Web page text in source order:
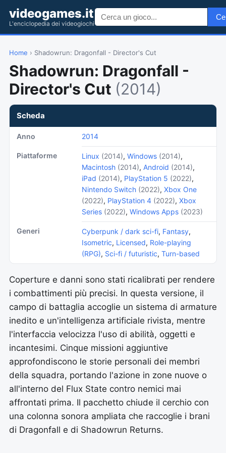
videogames.it
L'enciclopedia dei videogiochi
Home › Shadowrun: Dragonfall - Director's Cut
Shadowrun: Dragonfall -
Director's Cut (2014)
Scheda
Anno 2014
Piattaforme Linux (2014), Windows (2014),
Macintosh (2014), Android (2014),
iPad (2014), PlayStation 5 (2022),
Nintendo Switch (2022), Xbox One
(2022), PlayStation 4 (2022), Xbox
Series (2022), Windows Apps (2023)
Generi Cyberpunk / dark sci-fi, Fantasy,
Isometric, Licensed, Role-playing
(RPG), Sci-fi / futuristic, Turn-based
Coperture e danni sono stati ricalibrati per rendere
i combattimenti più precisi. In questa versione, il
campo di battaglia accoglie un sistema di armature
inedito e un'intelligenza artificiale rivista, mentre
l'interfaccia velocizza l'uso di abilità, oggetti e
incantesimi. Cinque missioni aggiuntive
approfondiscono le storie personali dei membri
della squadra, portando l'azione in zone nuove o
all'interno del Flux State contro nemici mai
affrontati prima. Il pacchetto chiude il cerchio con
una colonna sonora ampliata che raccoglie i brani
di Dragonfall e di Shadowrun Returns.